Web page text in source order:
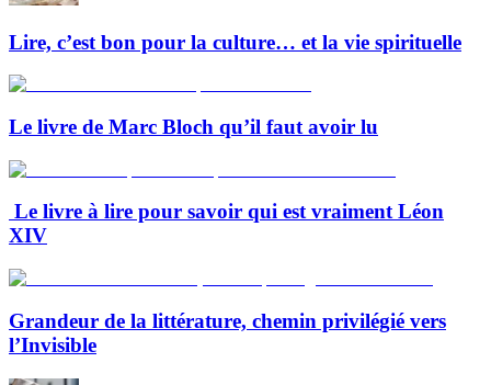
Lire, c’est bon pour la culture… et la vie spirituelle
Le livre de Marc Bloch qu’il faut avoir lu
Le livre à lire pour savoir qui est vraiment Léon
XIV
Grandeur de la littérature, chemin privilégié vers
l’Invisible